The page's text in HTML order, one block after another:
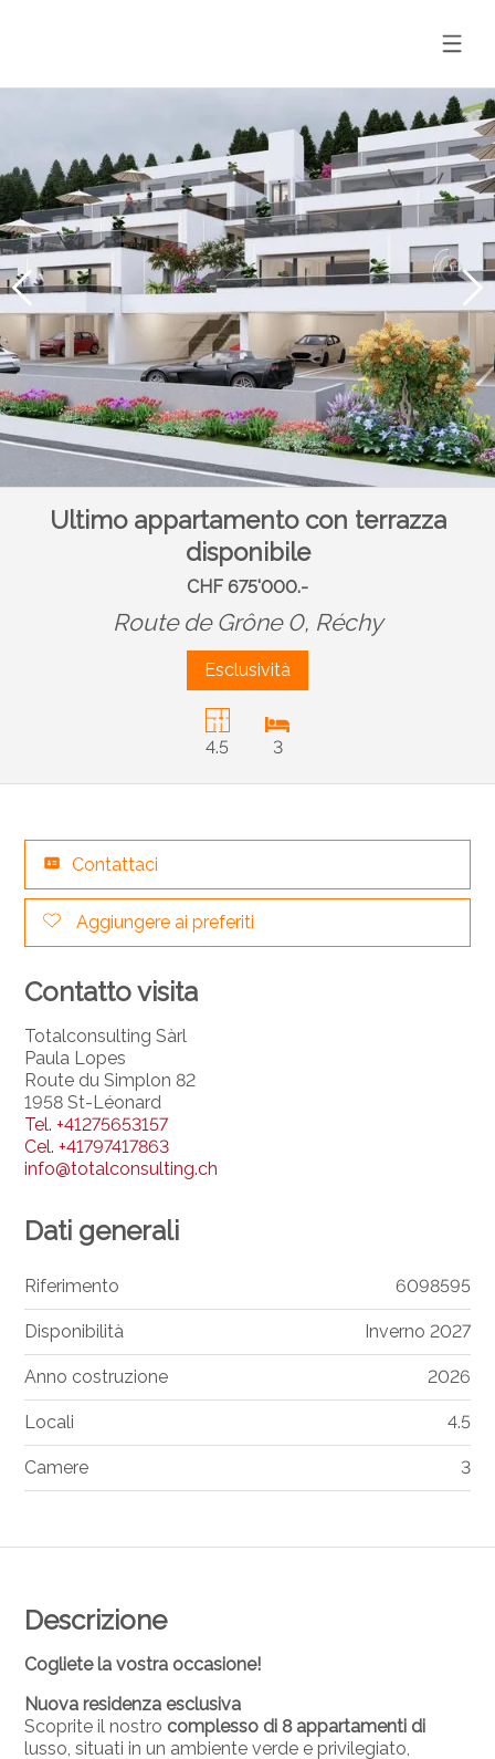
Ultimo appartamento con terrazza
disponibile
CHF 675'000.-
Route de Grône 0, Réchy
Esclusività
4.5 3
Descrizione
Cogliete la vostra occasione!
Nuova residenza esclusiva
Scoprite il nostro complesso di 8 appartamenti di
lusso, situati in un ambiente verde e privilegiato,
Contattaci
Aggiungere ai preferiti
Contatto visita
Totalconsulting Sàrl
Paula Lopes
Route du Simplon 82
1958 St-Léonard
Tel.+41275653157
Cel.+41797417863
info@totalconsulting.ch
Dati generali
Riferimento 6098595
Disponibilità Inverno 2027
Anno costruzione 2026
Locali 4.5
Camere 3